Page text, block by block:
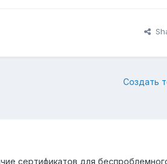
Создать
сертификатов для